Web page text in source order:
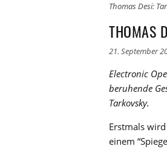
Thomas Desi:
THOMAS
21. September
Electronic
beruhende
Tarkovsky.
Erstmals
einem